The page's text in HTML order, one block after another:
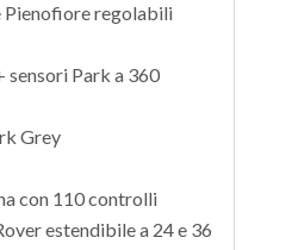
Pienofiore regolabili
sensori Park a 360
Grey
con 110 controlli
estendibile a 24 e 36